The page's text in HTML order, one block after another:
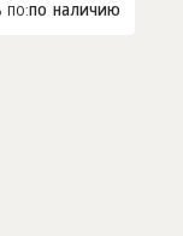
по:по наличию